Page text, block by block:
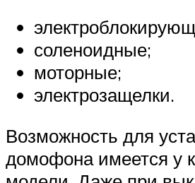
соленоидные;
моторные;
электрозащелки.
Возможность для
домофона имеется у